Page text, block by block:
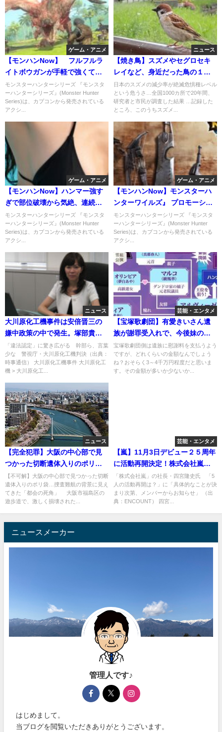
ゲーム・アニメ
【モンハンNow】 フルフルラ
イトボウガンが手軽で強くて楽
しい!
モンスターハンターシリーズ 『モンスタ
ーハンターシリーズ』(Monster Hunter
Series)は、カプコンから発売されている
アクシ...
ニュース
【焼き鳥】スズメやセグロセキ
レイなど、身近だった鳥の１
５％が「絶滅危惧種」並に減少
で高級食材に。
日本のスズメの減少率が絶滅危惧種レベル
という危うさ…全国1000カ所で20年間、
研究者と市民が調査した結果 …記録した
ところ、このうちスズメ...
ゲーム・アニメ
【モンハンNow】ハンマー強す
ぎで部位破壊から気絶、連続大
ダメージとコンボルートやお勧
め武器を紹介します！
モンスターハンターシリーズ 『モンスタ
ーハンターシリーズ』(Monster Hunter
Series)は、カプコンから発売されている
アクシ...
ゲーム・アニメ
【モンハンNow】モンスターハ
ンターワイルズ』 プロモーショ
ン映像①
モンスターハンターシリーズ 『モンスタ
ーハンターシリーズ』(Monster Hunter
Series)は、カプコンから発売されている
アクシ...
ニュース
大川原化工機事件は安倍晋三の
嫌中政策の中で発生。塚部貴子
検事が捨て石にされた理由と
は。
「違法認定」に驚き広がる 幹部ら、言葉
少な 警視庁・大川原化工機判決（出典：
時事通信） 大川原化工機事件 大川原化工
機 > 大川原化工...
芸能・エンタメ
【宝塚歌劇団】有愛きいさん遺
族が謝罪受入れで、今後妹の一
禾あおはどうなる？
宝塚歌劇団側は遺族に慰謝料を支払うよう
ですが、どれくらいの金額なんでしょう
ね？おそらく3～4千万円程度だと思いま
す。その金額が多いか少ないか...
ニュース
【完全犯罪】大阪の中心部で見
つかった切断遺体入りのポリ
袋…捜査難航の背景に見えてき
た「都会の死角」
【不可解】大阪の中心部で見つかった切断
遺体入りのポリ袋…捜査難航の背景に見え
てきた「都会の死角」 大阪市福島区の
遊歩道で、激しく損壊された...
芸能・エンタメ
【嵐】11月3日デビュー２５周年
に活動再開決定！株式会社嵐が
smileｰupの子会社確定か弁護士
の四宮隆史社長
「株式会社嵐」の社長・四宮隆史氏 「5
人の活動再開は？」に「具体的なことが決
まり次第、メンバーからお知らせ」 （出
典：ENCOUNT） 四宮...
ニュースメーカー
管理人です♪
はじめまして。
当ブログを閲覧いただきありがとうございます。